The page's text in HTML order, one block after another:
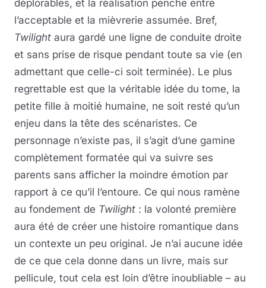
déplorables, et la réalisation penche entre
l’acceptable et la mièvrerie assumée. Bref,
Twilight aura gardé une ligne de conduite droite
et sans prise de risque pendant toute sa vie (en
admettant que celle-ci soit terminée). Le plus
regrettable est que la véritable idée du tome, la
petite fille à moitié humaine, ne soit resté qu’un
enjeu dans la tête des scénaristes. Ce
personnage n’existe pas, il s’agit d’une gamine
complètement formatée qui va suivre ses
parents sans afficher la moindre émotion par
rapport à ce qu’il l’entoure. Ce qui nous ramène
au fondement de Twilight : la volonté première
aura été de créer une histoire romantique dans
un contexte un peu original. Je n’ai aucune idée
de ce que cela donne dans un livre, mais sur
pellicule, tout cela est loin d’être inoubliable – au